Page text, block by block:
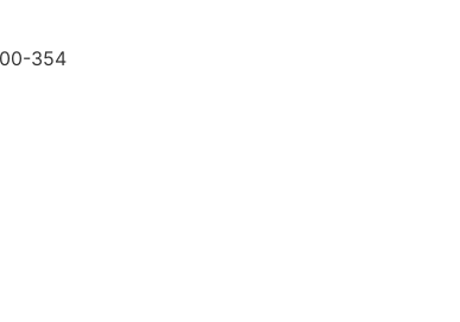
354